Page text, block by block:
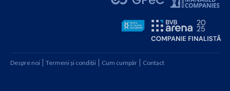
Despre noi Termeni și condiții Cum cumpăr Contact